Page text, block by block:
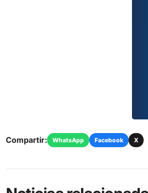
Noticias relacionadas